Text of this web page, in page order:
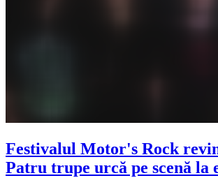
Festivalul Motor's Rock
Patru trupe urcă pe scenă la